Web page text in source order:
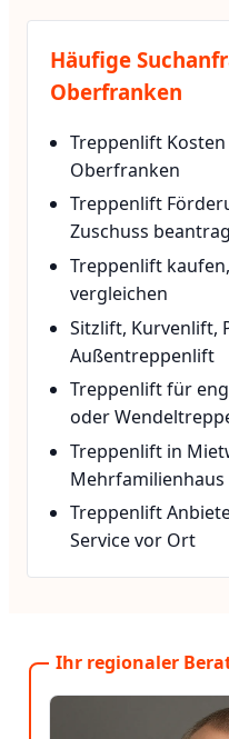
Häufige
Oberfranken
Treppenlift
Oberfranken
Treppenlift
Zuschuss
Treppenlift
vergleichen
Sitzlift, Kurvenlift,
Außentreppenlift
Treppenlift für
oder
Treppenlift in
Treppenlift
Service vor Ort
Ihr regionaler